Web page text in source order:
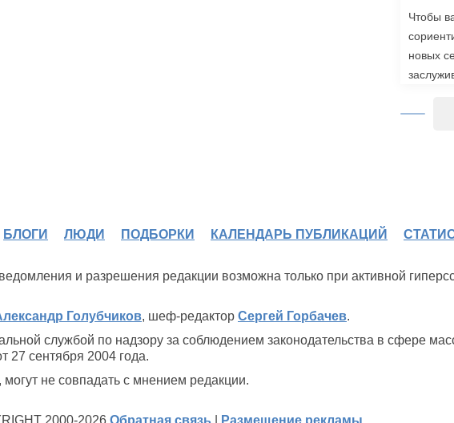
Чтобы
новых
БЛОГИ ЛЮДИ ПОДБОРКИ КАЛЕНДАРЬ ПУБЛИКАЦИЙ
и разрешения редакции возможна только при активной
Голубчиков, шеф-редактор Сергей Горбачев.
службой по надзору за соблюдением законодательства в сфере
27 сентября 2004 года.
не совпадать с мнением редакции.
2000-2026 Обратная связь Размещение рекламы